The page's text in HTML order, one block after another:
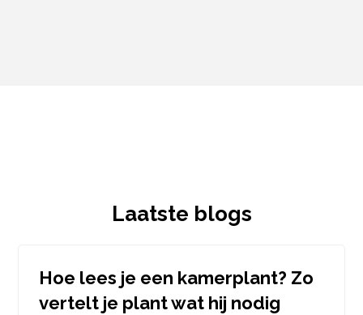
Laatste blogs
Hoe lees je een kamerplant? Zo
vertelt je plant wat hij nodig